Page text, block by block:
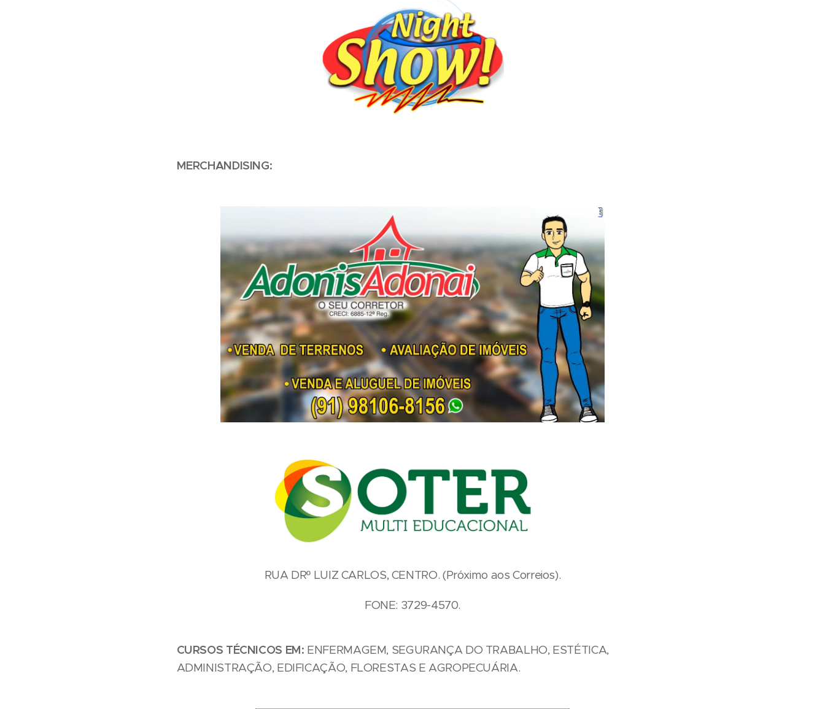
MERCHANDISING:
RUA DRº LUIZ CARLOS, CENTRO. (Próximo aos Correios).
FONE: 3729-4570.
CURSOS TÉCNICOS EM: ENFERMAGEM, SEGURANÇA DO TRABALHO, ESTÉTICA,
ADMINISTRAÇÃO, EDIFICAÇÃO, FLORESTAS E AGROPECUÁRIA.